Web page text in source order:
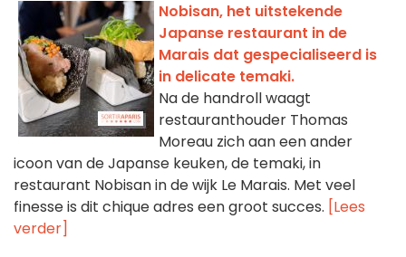
Nobisan, het uitstekende
Japanse restaurant in de
Marais dat gespecialiseerd is
in delicate temaki.
Na de handroll waagt
restauranthouder Thomas
Moreau zich aan een ander
icoon van de Japanse keuken, de temaki, in
restaurant Nobisan in de wijk Le Marais. Met veel
finesse is dit chique adres een groot succes. [Lees
verder]